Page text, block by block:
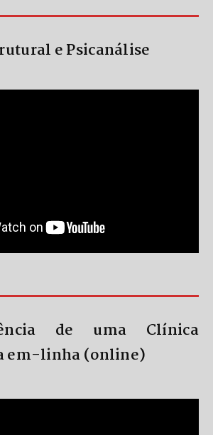
e Psicanálise
de uma Clínica
em-linha (online)